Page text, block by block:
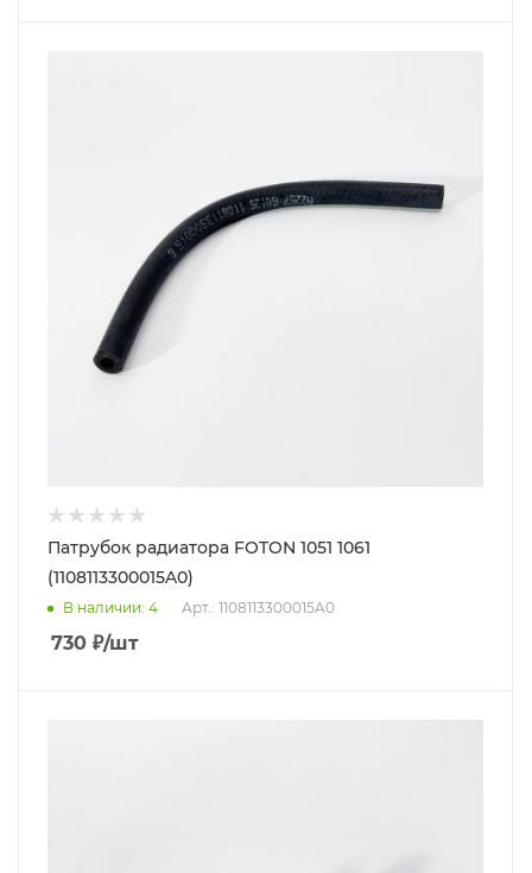
Патрубок радиатора FOTON 1051 1061
(1108113300015A0)
В наличии: 4 Арт.: 1108113300015A0
730 ₽/шт